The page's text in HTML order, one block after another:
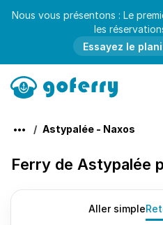
Nous vous présentons : Le
les
Essayez le
Astypalée - Naxos
Ferry de Astypalée
Aller simple